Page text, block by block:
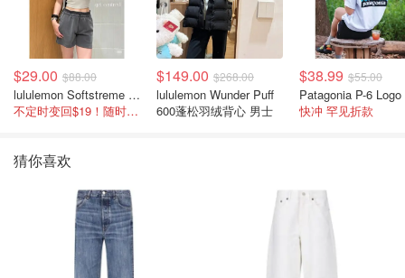
$29.00 $88.00
lululemon Softstreme 女士高腰短裤 10cm
不定时变回$19！随时点进来看
$149.00 $268.00
lululemon Wunder Puff
600蓬松羽绒背心 男士
$38.99 $55.00
快冲 罕见折款
猜你喜欢